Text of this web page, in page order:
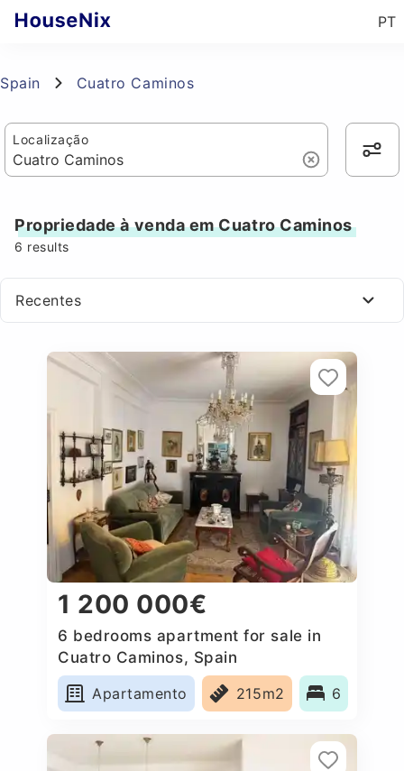
PT
Spain Cuatro Caminos
Localização
Propriedade à venda em Cuatro Caminos
6 results
Recentes
1 200 000€
6 bedrooms apartment for sale in
Cuatro Caminos, Spain
Apartamento
215m2 6